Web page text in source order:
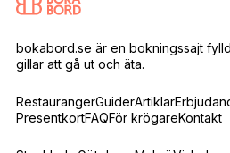
bokabord.se är en bokningssajt
gillar att gå ut och äta.
RestaurangerGuiderArtiklar
PresentkortFAQFör krögareKontakt